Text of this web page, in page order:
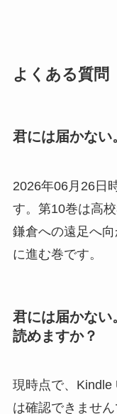
よくある質問
君には届かない
2026年06月26日
す。第10巻は高
鎌倉への遠足へ
に進む巻です。
君には届かな
読めますか？
現時点で、Kindle
は確認できませ